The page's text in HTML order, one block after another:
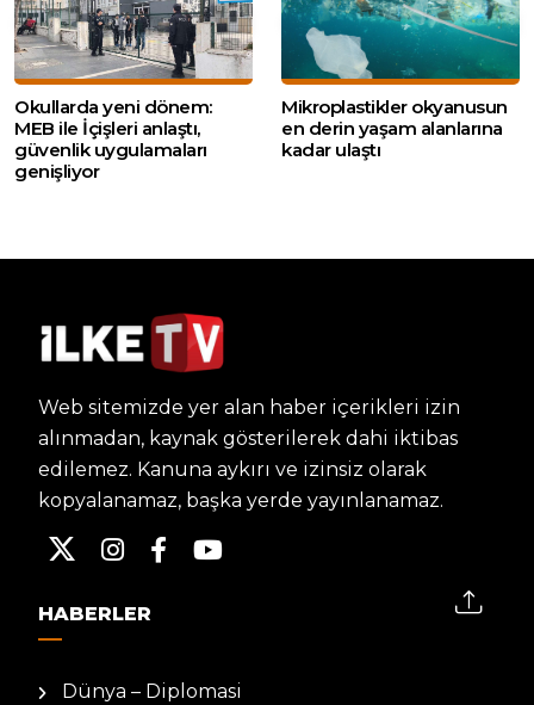
Okullarda yeni dönem:
MEB ile İçişleri anlaştı,
güvenlik uygulamaları
genişliyor
Mikroplastikler okyanusun
en derin yaşam alanlarına
kadar ulaştı
Web sitemizde yer alan haber içerikleri izin
alınmadan, kaynak gösterilerek dahi iktibas
edilemez. Kanuna aykırı ve izinsiz olarak
kopyalanamaz, başka yerde yayınlanamaz.
HABERLER
Dünya – Diplomasi